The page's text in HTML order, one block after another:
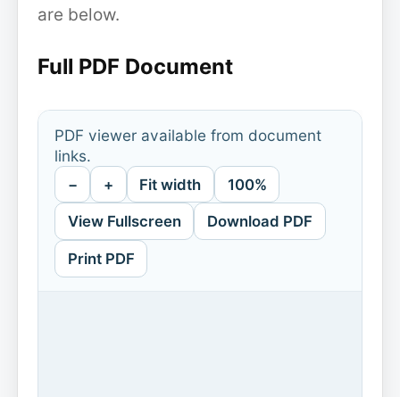
are below.
Full PDF Document
PDF viewer available from document
links.
− + Fit width 100%
View Fullscreen Download PDF
Print PDF